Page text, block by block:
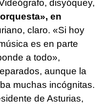
disyóquey,
en
claro. «Si hoy
es en parte
a todo»,
aunque la
muchas incógnitas.
de Asturias,